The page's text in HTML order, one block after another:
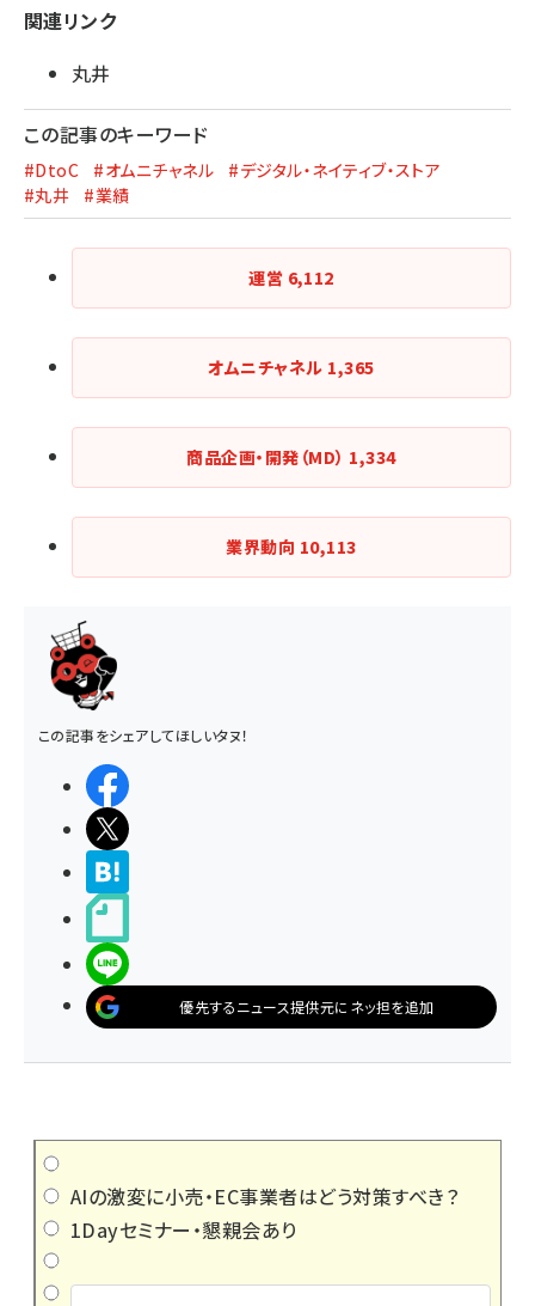
関連リンク
丸井
この記事のキーワード
#DtoC #オムニチャネル
#デジタル・ネイティブ・ストア
#丸井
#業績
運営 6,112
オムニチャネル 1,365
商品企画・開発（MD） 1,334
業界動向 10,113
この記事をシェアしてほしいタヌ！
優先するニュース提供元にネッ担を追加
AIの激変に小売・EC事業者はどう対策すべき？
1Dayセミナー・懇親会あり